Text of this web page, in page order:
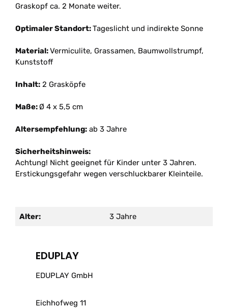
Graskopf ca. 2 Monate weiter.
Optimaler Standort:Tageslicht und indirekte Sonne
Material:Vermiculite, Grassamen, Baumwollstrumpf,
Kunststoff
Inhalt: 2 Grasköpfe
Maße:Ø 4 x 5,5 cm
Altersempfehlung: ab 3 Jahre
Sicherheitshinweis:
Achtung! Nicht geeignet für Kinder unter 3 Jahren.
Erstickungsgefahr wegen verschluckbarer Kleinteile.
Alter: 3 Jahre
EDUPLAY
EDUPLAY GmbH
Eichhofweg 11